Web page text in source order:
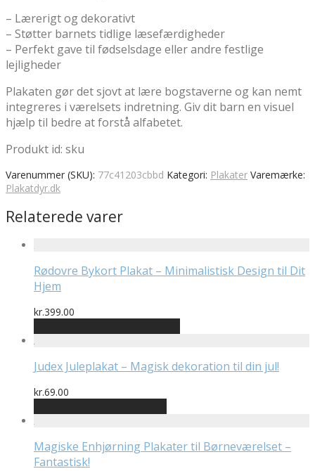
– Lærerigt og dekorativt
– Støtter barnets tidlige læsefærdigheder
– Perfekt gave til fødselsdage eller andre festlige
lejligheder
Plakaten gør det sjovt at lære bogstaverne og kan nemt
integreres i værelsets indretning. Giv dit barn en visuel
hjælp til bedre at forstå alfabetet.
Produkt id: sku
Varenummer (SKU): 77c41203cbbd Kategori: Plakater Varemærke:
Plakatdyr.dk
Relaterede varer
Rødovre Bykort Plakat – Minimalistisk Design til Dit
Hjem
kr.399.00
Judex Juleplakat – Magisk dekoration til din jul!
kr.69.00
Magiske Enhjørning Plakater til Børneværelset –
Fantastisk!